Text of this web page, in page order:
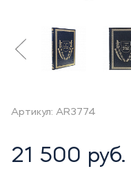
Артикул: AR3774
21 500 руб.